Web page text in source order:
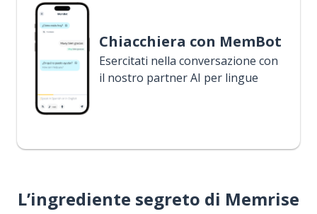
Chiacchiera con MemBot
Esercitati nella conversazione con
il nostro partner AI per lingue
L’ingrediente segreto di Memrise